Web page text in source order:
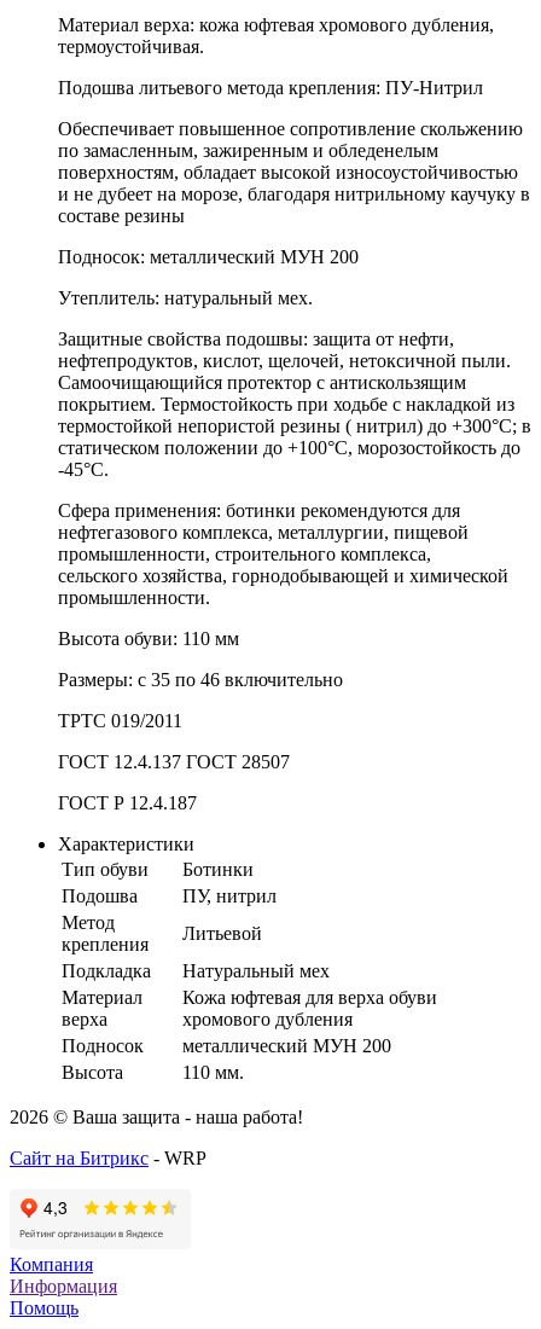
Материал верха: кожа юфтевая хромового дубления,
термоустойчивая.
Подошва литьевого метода крепления: ПУ-Нитрил
Обеспечивает повышенное сопротивление скольжению
по замасленным, зажиренным и обледенелым
поверхностям, обладает высокой износоустойчивостью
и не дубеет на морозе, благодаря нитрильному каучуку в
составе резины
Подносок: металлический МУН 200
Утеплитель: натуральный мех.
Защитные свойства подошвы: защита от нефти,
нефтепродуктов, кислот, щелочей, нетоксичной пыли.
Самоочищающийся протектор с антискользящим
покрытием. Термостойкость при ходьбе с накладкой из
термостойкой непористой резины ( нитрил) до +300°С; в
статическом положении до +100°С, морозостойкость до
-45°С.
Сфера применения: ботинки рекомендуются для
нефтегазового комплекса, металлургии, пищевой
промышленности, строительного комплекса,
сельского хозяйства, горнодобывающей и химической
промышленности.
Высота обуви: 110 мм
Размеры: с 35 по 46 включительно
ТРТС 019/2011
ГОСТ 12.4.137 ГОСТ 28507
ГОСТ Р 12.4.187
Характеристики
Тип обуви
Ботинки
Подошва
ПУ, нитрил
Метод
крепления
Литьевой
Подкладка
Натуральный мех
Материал
верха
Кожа юфтевая для верха обуви
хромового дубления
Подносок
металлический МУН 200
Высота
110 мм.
2026 © Ваша защита - наша работа!
Сайт на Битрикс - WRP
Компания
Информация
Помощь